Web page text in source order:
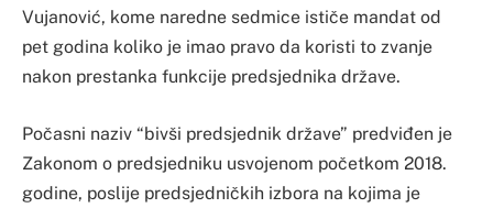
Vujanović, kome naredne sedmice ističe mandat od
pet godina koliko je imao pravo da koristi to zvanje
nakon prestanka funkcije predsjednika države.
Počasni naziv “bivši predsjednik države” predviđen je
Zakonom o predsjedniku usvojenom početkom 2018.
godine, poslije predsjedničkih izbora na kojima je